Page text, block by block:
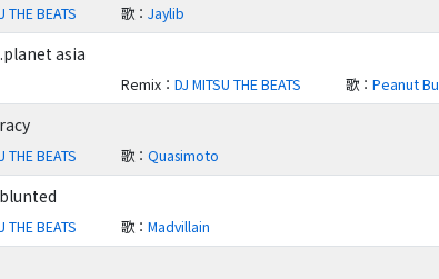
THE BEATS 歌 ：Jaylib
asia
Remix ：DJ MITSU THE BEATS 歌 ：Peanut
THE BEATS 歌 ：Quasimoto
THE BEATS 歌 ：Madvillain